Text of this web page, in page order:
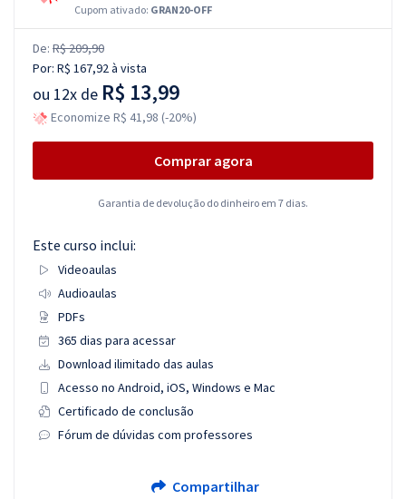
Cupom ativado: GRAN20-OFF
De: R$ 209,90
Por: R$ 167,92à vista
ou 12x de R$ 13,99
Economize R$ 41,98 (-20%)
Comprar agora
Garantia de devolução do dinheiro em 7 dias.
Este curso inclui:
Videoaulas
Audioaulas
PDFs
365 dias para acessar
Download ilimitado das aulas
Acesso no Android, iOS, Windows e Mac
Certificado de conclusão
Fórum de dúvidas com professores
Compartilhar